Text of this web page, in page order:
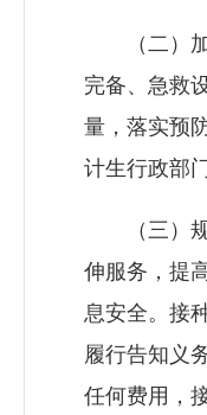
（二）加
完备、急救
量，落实预
计生行政部
（三）规
伸服务，提
息安全。接
履行告知义
任何费用，